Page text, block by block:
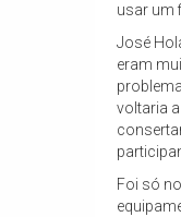
usar um
José
eram
voltaria
Foi só